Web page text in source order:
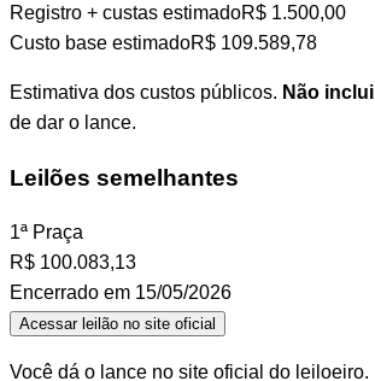
Registro + custas estimadoR$ 1.500,00
Custo base estimadoR$ 109.589,78
Estimativa dos custos públicos. Não
de dar o lance.
Leilões semelhantes
1ª Praça
R$ 100.083,13
Encerrado em 15/05/2026
Acessar leilão no site oficial
Você dá o lance no site oficial do